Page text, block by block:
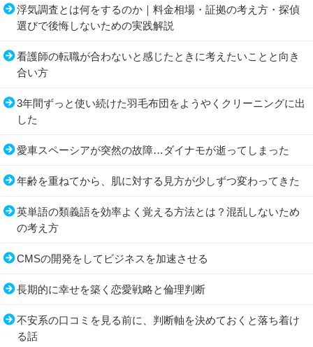
浮気調査とは何をするのか｜料金相場・証拠の考え方・探偵
選びで後悔しないための実践解説
看護師の転職が合わないと感じたときに考えたいことと向き
合い方
3年間ずっと使い続けた羽毛布団をようやくクリーニングに出
した
愛車スペーシアが突然の故障…ダイナモが逝ってしまった
年齢を重ねてから、肌に対する見方が少しずつ変わってきた
英単語の類義語を効率よく覚える方法とは？混乱しないため
の考え方
CMSの開発をしてビジネスを加速させる
長期的に幸せを築く恋愛戦略と倫理判断
不安系の口コミを見る前に、判断軸を決めておくと落ち着け
る話